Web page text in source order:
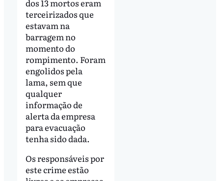
dos 13 mortos eram
terceirizados que
estavam na
barragem no
momento do
rompimento. Foram
engolidos pela
lama, sem que
qualquer
informação de
alerta da empresa
para evacuação
tenha sido dada.
Os responsáveis por
este crime estão